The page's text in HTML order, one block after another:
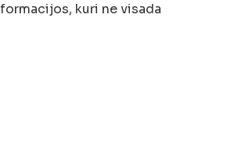
kuri ne visada